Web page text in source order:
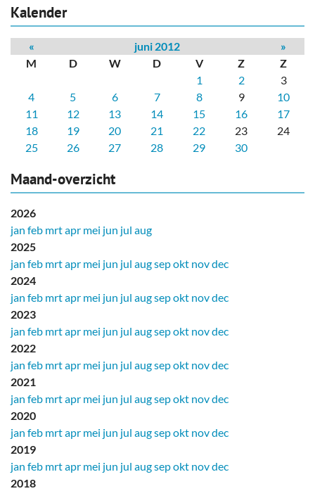
Kalender
« juni 2012
»
M
D W D V Z
Z
1
2
3
4
5 6 7 8 9
10
11
12 13 14 15 16
17
18
19 20 21 22 23
24
25
26 27 28 29 30
Maand-overzicht
2026
jan feb mrtapr mei jun jul aug
2025
jan feb mrtapr mei jun jul augsepokt novdec
2024
jan feb mrtapr mei jun jul augsepokt novdec
2023
jan feb mrtapr mei jun jul augsepokt novdec
2022
jan feb mrtapr mei jun jul augsepokt novdec
2021
jan feb mrtapr mei jun jul augsepokt novdec
2020
jan feb mrtapr mei jun jul augsepokt novdec
2019
jan feb mrtapr mei jun jul augsepokt novdec
2018